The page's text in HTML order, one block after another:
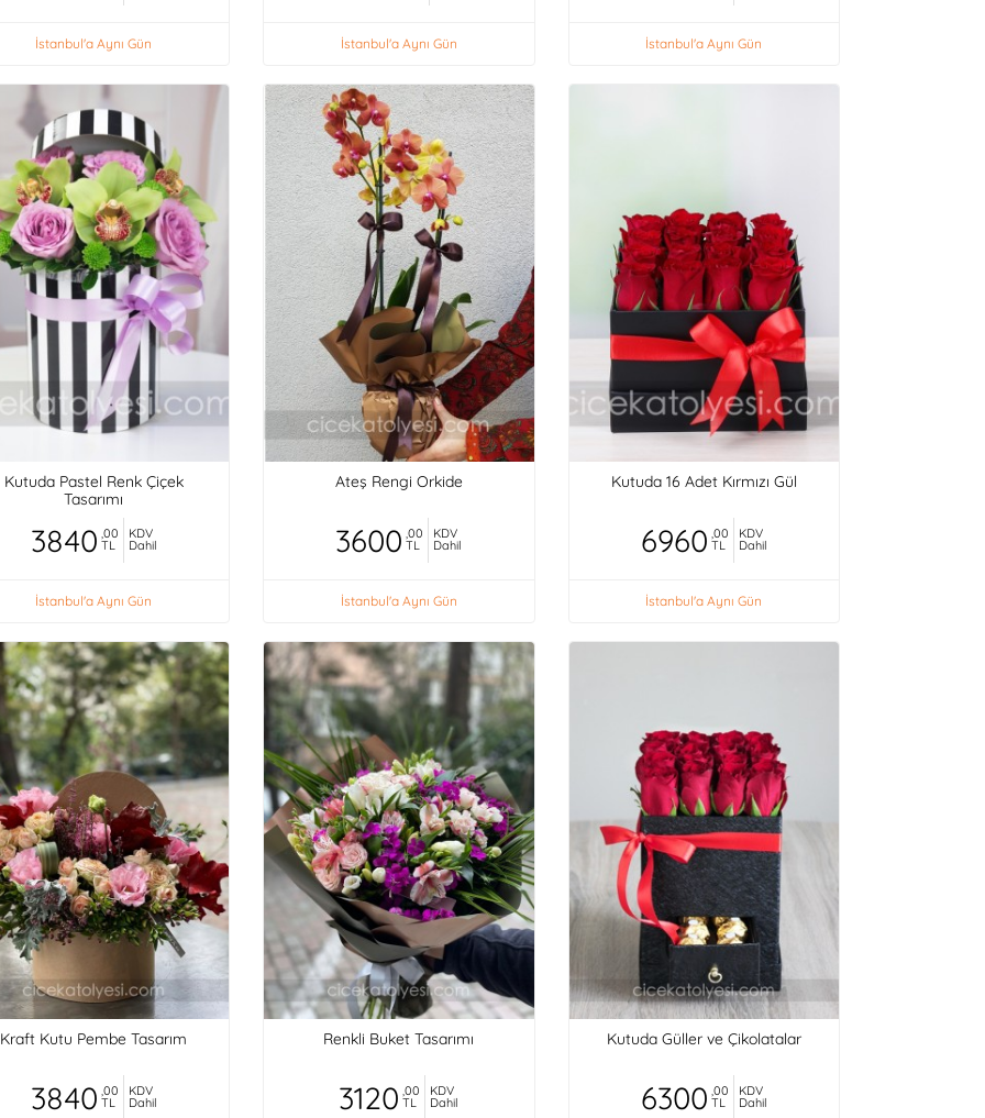
İstanbul'a Aynı Gün İstanbul'a Aynı Gün İstanbul'a Aynı Gün
Kutuda Pastel Renk Çiçek
Tasarımı
3840 ,00
TL
KDV
Dahil
İstanbul'a Aynı Gün
Ateş Rengi Orkide
3600 ,00
TL
KDV
Dahil
İstanbul'a Aynı Gün
Kutuda 16 Adet Kırmızı Gül
6960 ,00
TL
KDV
Dahil
İstanbul'a Aynı Gün
Kraft Kutu Pembe Tasarım
3840 ,00
TL
KDV
Dahil
Renkli Buket Tasarımı
3120 ,00
TL
KDV
Dahil
Kutuda Güller ve Çikolatalar
6300 ,00
TL
KDV
Dahil